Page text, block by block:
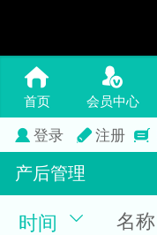
首页 会员中心
登录 注册
产后管理
时间 名称